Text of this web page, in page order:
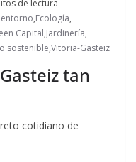
de lectura
,Ecología,
Capital,Jardinería,
sostenible,Vitoria-Gasteiz
tan
cotidiano de